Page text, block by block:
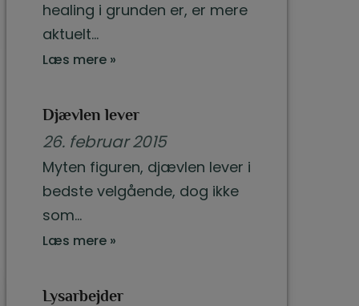
healing i grunden er, er mere
aktuelt…
Læs mere »
Djævlen lever
26. februar 2015
Myten figuren, djævlen lever i
bedste velgående, dog ikke
som…
Læs mere »
Lysarbejder